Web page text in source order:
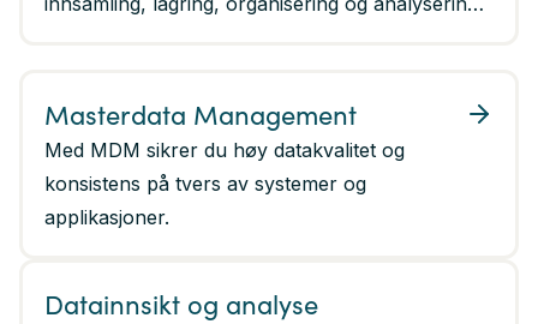
Masterdata Management
Med MDM sikrer du høy datakvalitet og
konsistens på tvers av systemer og
applikasjoner.
Datainnsikt og analyse